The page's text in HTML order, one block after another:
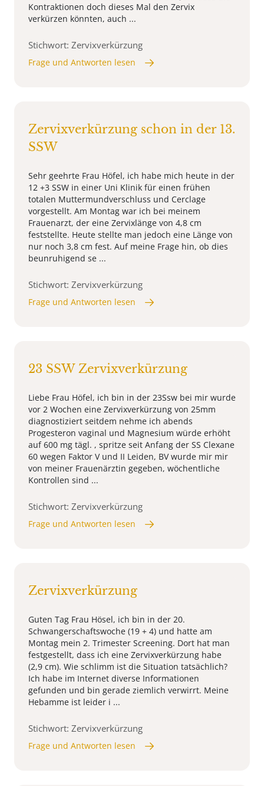
Kontraktionen doch dieses Mal den Zervix
verkürzen könnten, auch ...
Stichwort: Zervixverkürzung
Frage und Antworten lesen
Zervixverkürzung schon in der 13.
SSW
Sehr geehrte Frau Höfel, ich habe mich heute in der
12 +3 SSW in einer Uni Klinik für einen frühen
totalen Muttermundverschluss und Cerclage
vorgestellt. Am Montag war ich bei meinem
Frauenarzt, der eine Zervixlänge von 4,8 cm
feststellte. Heute stellte man jedoch eine Länge von
nur noch 3,8 cm fest. Auf meine Frage hin, ob dies
beunruhigend se ...
Stichwort: Zervixverkürzung
Frage und Antworten lesen
23 SSW Zervixverkürzung
Liebe Frau Höfel, ich bin in der 23Ssw bei mir wurde
vor 2 Wochen eine Zervixverkürzung von 25mm
diagnostiziert seitdem nehme ich abends
Progesteron vaginal und Magnesium würde erhöht
auf 600 mg tägl. , spritze seit Anfang der SS Clexane
60 wegen Faktor V und II Leiden, BV wurde mir mir
von meiner Frauenärztin gegeben, wöchentliche
Kontrollen sind ...
Stichwort: Zervixverkürzung
Frage und Antworten lesen
Zervixverkürzung
Guten Tag Frau Hösel, ich bin in der 20.
Schwangerschaftswoche (19 + 4) und hatte am
Montag mein 2. Trimester Screening. Dort hat man
festgestellt, dass ich eine Zervixverkürzung habe
(2,9 cm). Wie schlimm ist die Situation tatsächlich?
Ich habe im Internet diverse Informationen
gefunden und bin gerade ziemlich verwirrt. Meine
Hebamme ist leider i ...
Stichwort: Zervixverkürzung
Frage und Antworten lesen